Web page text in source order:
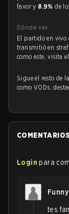
favor y 8.9%de
Dónde ver
El partido en vivo
transmitió en
como este, visita el
Sigue el resto de
como VODs,
COMENTARIOS
Login para
tes